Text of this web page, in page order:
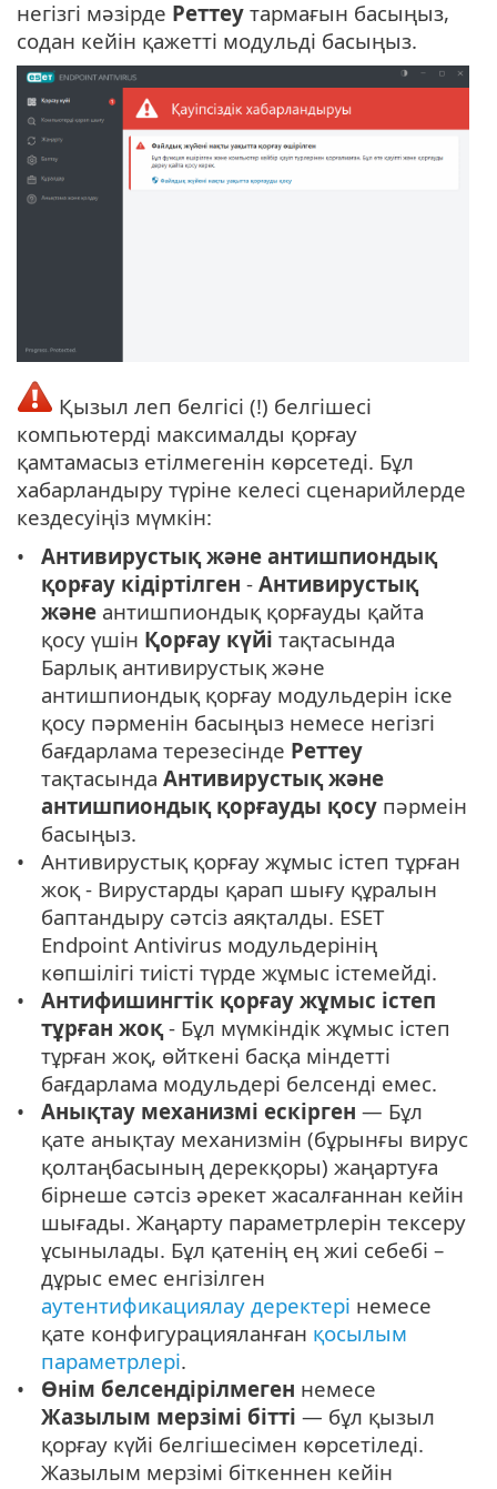
негізгі мәзірде Реттеу тармағын басыңыз,
содан кейін қажетті модульді басыңыз.
Қызыл леп белгісі (!) белгішесі
компьютерді максималды қорғау
қамтамасыз етілмегенін көрсетеді. Бұл
хабарландыру түріне келесі сценарийлерде
кездесуіңіз мүмкін:
Антивирустық және антишпиондық
қорғау кідіртілген -Антивирустық
және антишпиондық қорғауды қайта
қосу үшін Қорғау күйі тақтасында
Барлық антивирустық және
антишпиондық қорғау модульдерін іске
қосу пәрменін басыңыз немесе негізгі
бағдарлама терезесінде Реттеу
тақтасындаАнтивирустық және
антишпиондық қорғауды қосу пәрмеін
басыңыз.
Антивирустық қорғау жұмыс істеп тұрған
жоқ - Вирустарды қарап шығу құралын
баптандыру сәтсіз аяқталды. ESET
Endpoint Antivirus модульдерінің
көпшілігі тиісті түрде жұмыс істемейді.
Антифишингтік қорғау жұмыс істеп
тұрған жоқ- Бұл мүмкіндік жұмыс істеп
тұрған жоқ, өйткені басқа міндетті
бағдарлама модульдері белсенді емес.
Анықтау механизмі ескірген — Бұл
қате анықтау механизмін (бұрынғы вирус
қолтаңбасының дерекқоры) жаңартуға
бірнеше сәтсіз әрекет жасалғаннан кейін
шығады. Жаңарту параметрлерін тексеру
ұсынылады. Бұл қатенің ең жиі себебі –
дұрыс емес енгізілген
аутентификациялау деректері немесе
қате конфигурацияланған қосылым
параметрлері.
Өнім белсендірілмеген немесе
Жазылым мерзімі бітті — бұл қызыл
қорғау күйі белгішесімен көрсетіледі.
Жазылым мерзімі біткеннен кейін